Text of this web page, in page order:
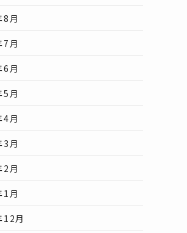
月
月
月
月
月
月
月
月
月